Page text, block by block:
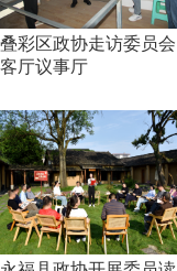
叠彩区政协走访委员会
客厅议事厅